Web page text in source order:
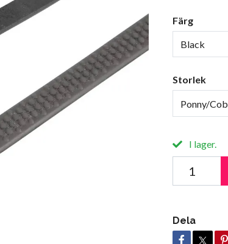
Färg
Black
Storlek
Ponny/Cob
I lager.
Dela